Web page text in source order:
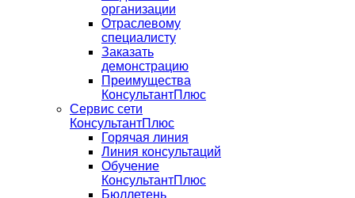
организации
Отраслевому
специалисту
Заказать
демонстрацию
Преимущества
КонсультантПлюс
Сервис сети
КонсультантПлюс
Горячая линия
Линия консультаций
Обучение
КонсультантПлюс
Бюллетень